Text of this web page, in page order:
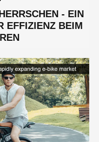
- EIN
EFFIZIENZ BEIM